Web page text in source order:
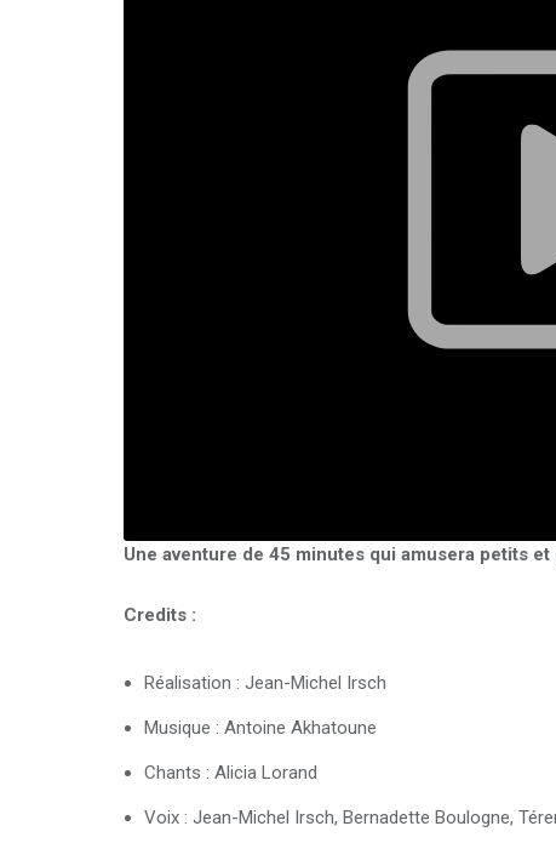
Une aventure de 45 minutes qui amusera petits et
Credits :
Réalisation : Jean-Michel Irsch
Musique : Antoine Akhatoune
Chants : Alicia Lorand
Voix : Jean-Michel Irsch, Bernadette Boulogne,